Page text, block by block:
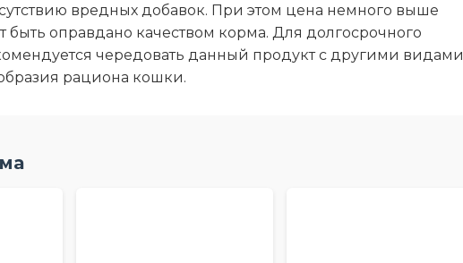
вредных добавок. При этом цена немного выше
быть оправдано качеством корма. Для долгосрочного
чередовать данный продукт с другими видами
рациона кошки.